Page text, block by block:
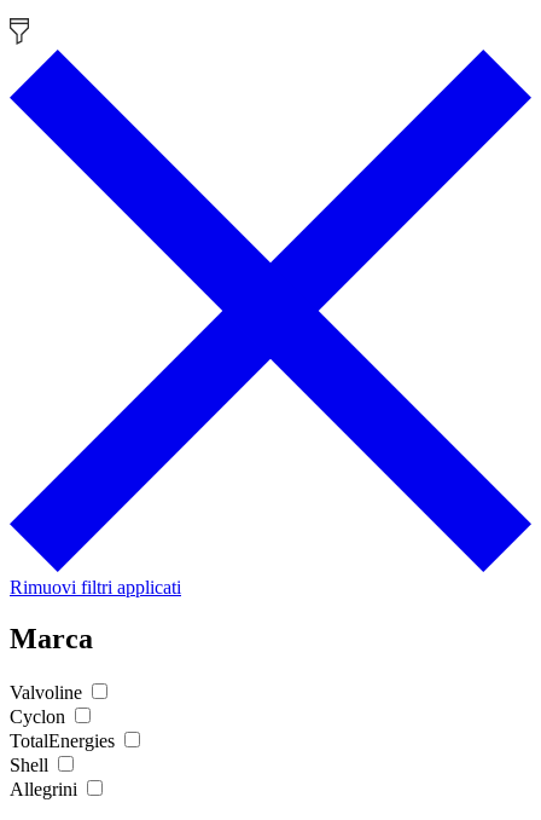
Rimuovi filtri applicati
Marca
Valvoline
Cyclon
TotalEnergies
Shell
Allegrini